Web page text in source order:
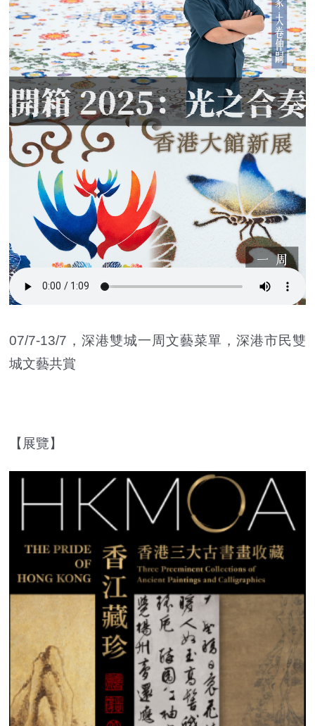
07/7-13/7，深港雙城一周文藝菜單，深港市民雙
城文藝共賞
【展覽】